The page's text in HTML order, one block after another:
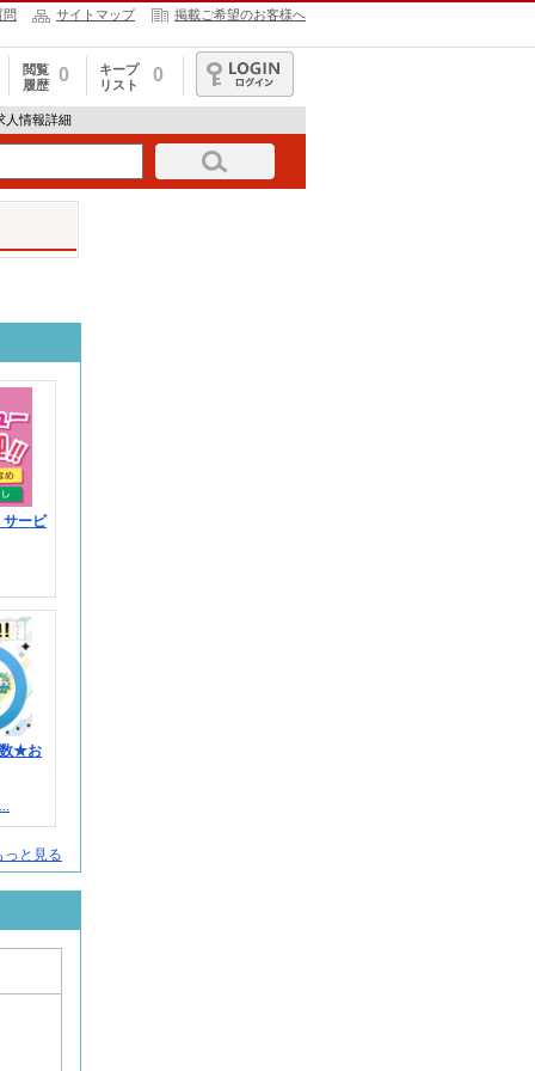
問 サイトマップ 掲載ご希望のお客様へ
閲覧
履歴
0
キープ
リスト
0
ログイン
人情報詳細
ービ
数★お
と見る